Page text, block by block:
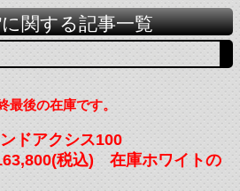
関する記事一覧
最後の在庫です。
ドアクシス100
税込) 在庫ホワイトの